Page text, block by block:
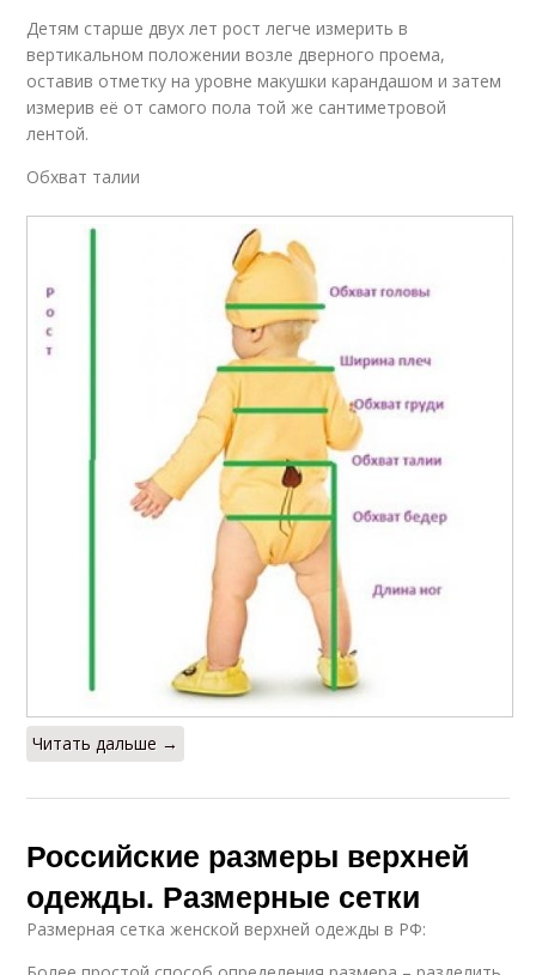
Детям старше двух лет рост легче измерить в
вертикальном положении возле дверного проема,
оставив отметку на уровне макушки карандашом и затем
измерив её от самого пола той же сантиметровой
лентой.
Обхват талии
Читать дальше →
Российские размеры верхней
одежды. Размерные сетки
Размерная сетка женской верхней одежды в РФ: